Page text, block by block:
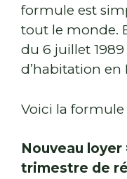
formule est
tout le monde.
du 6 juillet
d’habitation en
Voici la formule
Nouveau loyer
trimestre de